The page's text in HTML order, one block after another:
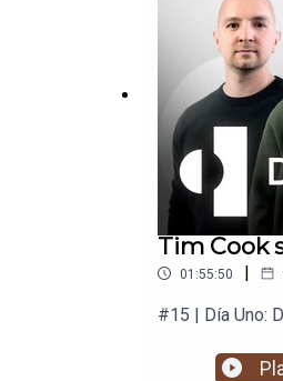
Tim Cook
01:55:50 |
#15 | Día Uno: